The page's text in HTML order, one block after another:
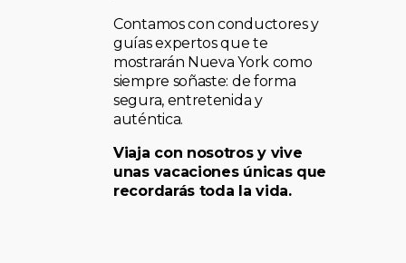
Contamos con conductores y
guías expertos que te
mostrarán Nueva York como
siempre soñaste: de forma
segura, entretenida y
auténtica.
Viaja con nosotros y vive
unas vacaciones únicas que
recordarás toda la vida.